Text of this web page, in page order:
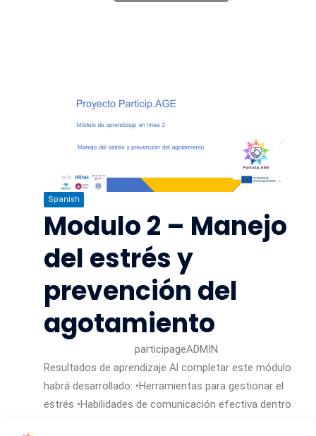
Spanish
Modulo 2 – Manejo
del estrés y
prevención del
agotamiento
participageADMIN
Resultados de aprendizaje Al completar este módulo
habrá desarrollado: •Herramientas para gestionar el
estrés •Habilidades de comunicación efectiva dentro